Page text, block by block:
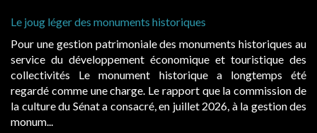
monuments historiques au
et touristique des
a longtemps été
que la commission de
juillet 2026, à la gestion des
Cabines de plage : le juge admet
Evocatrices des bains de mer,
également un beau sujet
public, elles donnent lieu au
d’occupation. Saisies par des